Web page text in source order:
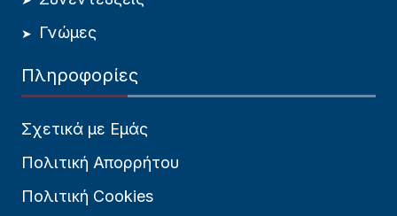
Γνώμες
Πληροφορίες
Σχετικά με Εμάς
Πολιτική Απορρήτου
Πολιτική Cookies